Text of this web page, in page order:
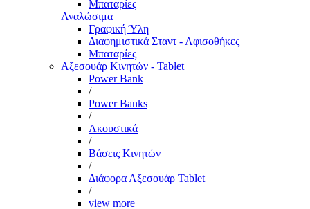
Μπαταρίες
Αναλώσιμα
Γραφική Ύλη
Διαφημιστικά Σταντ - Αφισοθήκες
Μπαταρίες
Αξεσουάρ Κινητών - Tablet
Power Bank
/
Power Banks
/
Ακουστικά
/
Βάσεις Κινητών
/
Διάφορα Αξεσουάρ Tablet
/
view more